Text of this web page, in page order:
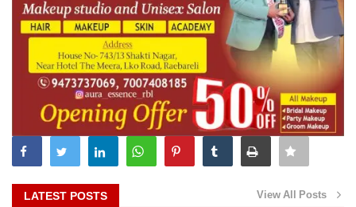
LATEST POSTS View All Posts